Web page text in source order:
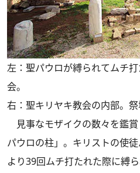
左：聖パウロが縛られてムチ
会。
右：聖キリヤキ教会の内部。
見事なモザイクの数々を鑑
パウロの柱」。キリストの使
より39回ムチ打たれた際に縛